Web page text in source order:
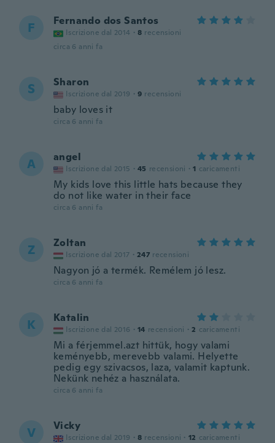
F Fernando dos Santos
Iscrizione dal 2014 · 8 recensioni
circa 6 anni fa
S Sharon
Iscrizione dal 2019 · 9 recensioni
baby loves it
circa 6 anni fa
A angel
Iscrizione dal 2015 · 45 recensioni · 1 caricamenti
My kids love this little hats because they
do not like water in their face
circa 6 anni fa
Z Zoltan
Iscrizione dal 2017 · 247 recensioni
Nagyon jó a termék. Remélem jó lesz.
circa 6 anni fa
K Katalin
Iscrizione dal 2016 · 14 recensioni · 2 caricamenti
Mi a férjemmel.azt hittük, hogy valami
keményebb, merevebb valami. Helyette
pedig egy szivacsos, laza, valamit kaptunk.
Nekünk nehéz a használata.
circa 6 anni fa
V Vicky
Iscrizione dal 2019 · 8 recensioni · 12 caricamenti